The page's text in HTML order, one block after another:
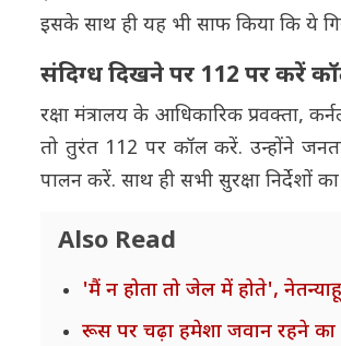
इसके साथ ही यह भी साफ किया कि ये
संदिग्ध दिखने पर 112 पर
रक्षा मंत्रालय के आधिकारिक
तो तुरंत 112 पर कॉल करें. उन्होंने
पालन करें. साथ ही सभी सुरक्षा निर्देशों
Also Read
'मैं न होता तो जेल में होते',
रूस पर चढ़ा हमेशा जवान रहने